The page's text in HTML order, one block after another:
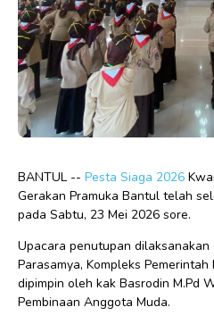
BANTUL -- Pesta Siaga 2026
Gerakan Pramuka Bantul telah
pada Sabtu, 23 Mei 2026 sore.
Upacara penutupan
Parasamya, Kompleks
dipimpin oleh kak Basrodin M.Pd
Pembinaan Anggota Muda.